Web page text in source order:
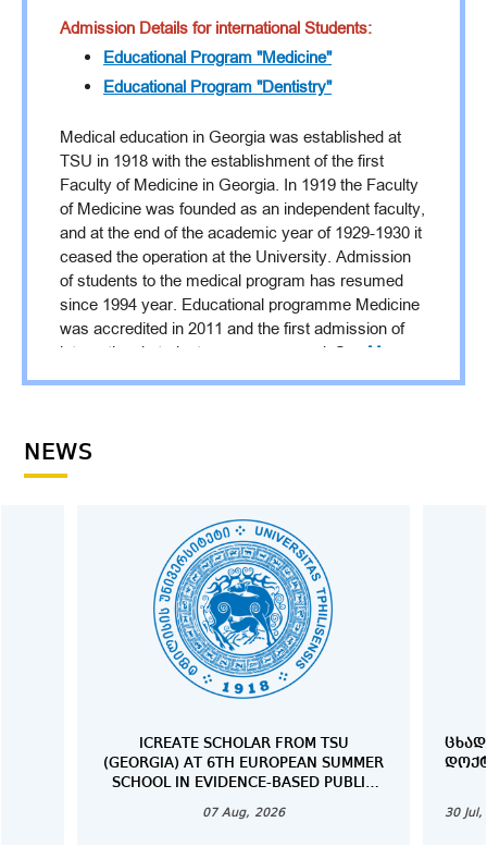
Admission Details for international Students:
Educational Program "Medicine"
Educational Program "Dentistry"
Medical education in Georgia was established at
TSU in 1918 with the establishment of the first
Faculty of Medicine in Georgia. In 1919 the Faculty
of Medicine was founded as an independent faculty,
and at the end of the academic year of 1929-1930 it
ceased the operation at the University. Admission
of students to the medical program has resumed
since 1994 year. Educational programme Medicine
was accredited in 2011 and the first admission of
international students was announced. See More
infomation>>
NEWS
ICREATE SCHOLAR FROM TSU
(GEORGIA) AT 6TH EUROPEAN SUMMER
SCHOOL IN EVIDENCE-BASED PUBLIC
07 Aug, 2026 30